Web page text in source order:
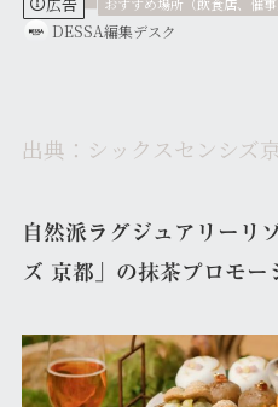
DESSA編集デスク
出典：シックスセンシズ
自然派ラグジュアリーリ
ズ 京都」の抹茶プロモー